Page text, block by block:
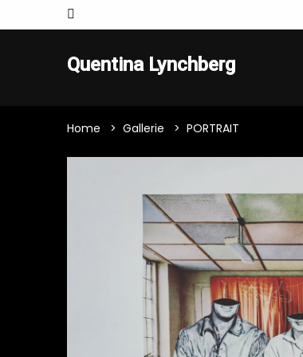
Quentina Lynchberg
Home Gallerie PORTRAIT